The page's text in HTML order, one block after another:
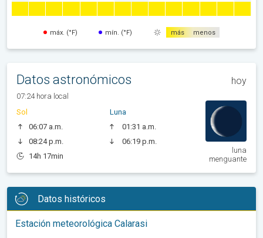
máx. (°F) mín. (°F) más menos
Datos astronómicos hoy
07:24 hora local
Sol
06:07 a.m.
08:24 p.m.
14h 17min
Luna
01:31 a.m.
06:19 p.m.
luna
menguante
Datos históricos
Estación meteorológica Calarasi